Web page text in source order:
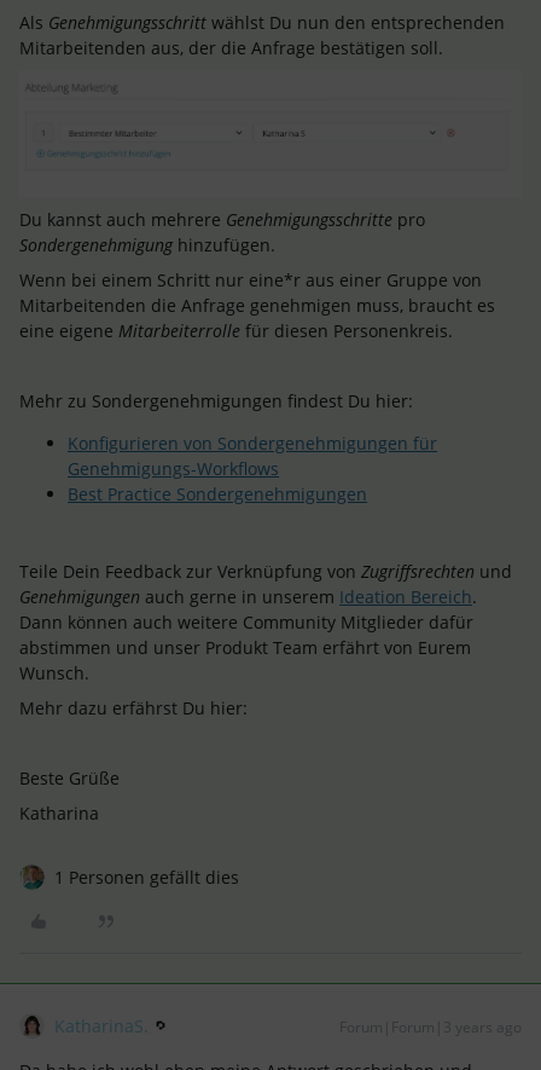
Als Genehmigungsschritt wählst Du nun den entsprechenden
Mitarbeitenden aus, der die Anfrage bestätigen soll.
Du kannst auch mehrere Genehmigungsschritte pro
Sondergenehmigung hinzufügen.
Wenn bei einem Schritt nur eine*r aus einer Gruppe von
Mitarbeitenden die Anfrage genehmigen muss, braucht es
eine eigene Mitarbeiterrolle für diesen Personenkreis.
Mehr zu Sondergenehmigungen findest Du hier:
Konfigurieren von Sondergenehmigungen für
Genehmigungs-Workflows
Best Practice Sondergenehmigungen
Teile Dein Feedback zur Verknüpfung von Zugriffsrechten und
Genehmigungen auch gerne in unserem Ideation Bereich.
Dann können auch weitere Community Mitglieder dafür
abstimmen und unser Produkt Team erfährt von Eurem
Wunsch.
Mehr dazu erfährst Du hier:
Beste Grüße
Katharina
1 Personen gefällt dies
KatharinaS. Forum|Forum|3 years ago